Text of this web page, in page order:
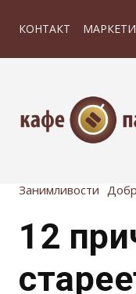
КОНТАКТ
Занимливости
12